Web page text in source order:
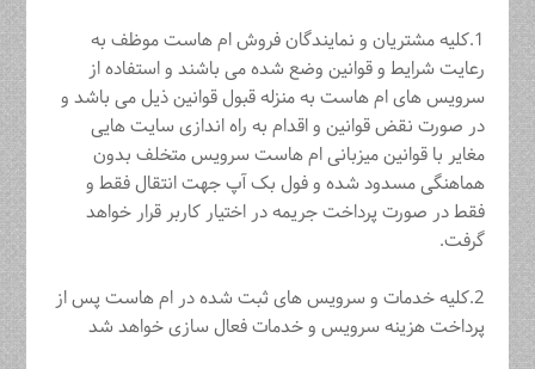
1.کلیه مشتریان و نمایندگان فروش ام هاست موظف به
رعایت شرایط و قوانین وضع شده می باشند و استفاده از
سرویس های ام هاست به منزله قبول قوانین ذیل می باشد و
در صورت نقض قوانین و اقدام به راه اندازی سایت هایی
مغایر با قوانین میزبانی ام هاست سرویس متخلف بدون
هماهنگی مسدود شده و فول بک آپ جهت انتقال فقط و
فقط در صورت پرداخت جریمه در اختیار کاربر قرار خواهد
گرفت.
2.کلیه خدمات و سرویس های ثبت شده در ام هاست پس از
پرداخت هزینه سرویس و خدمات فعال سازی خواهد شد